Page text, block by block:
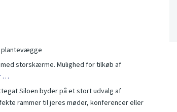
plantevægge
storskærme. Mulighed for tilkøb af
…
Siloen byder på et stort udvalg af
rammer til jeres møder, konferencer eller